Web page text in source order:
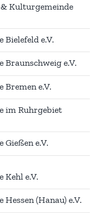
Kulturgemeinde
Bielefeld e.V.
Braunschweig e.V.
Bremen e.V.
im Ruhrgebiet
Gießen e.V.
Kehl e.V.
(Hanau) e.V.